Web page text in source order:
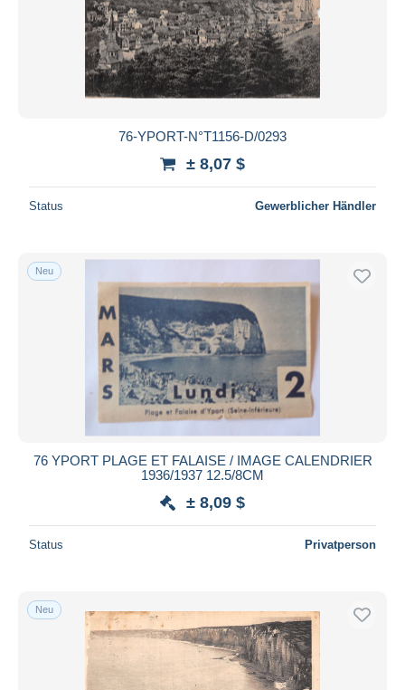
76-YPORT-N°T1156-D/0293
± 8,07 $
Status Gewerblicher Händler
Neu
76 YPORT PLAGE ET FALAISE / IMAGE CALENDRIER
1936/1937 12.5/8CM
± 8,09 $
Status Privatperson
Neu